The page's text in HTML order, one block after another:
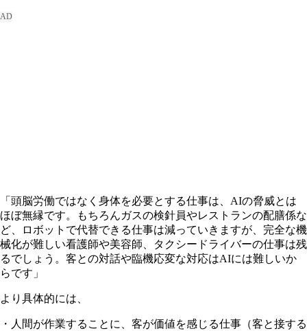
「頭脳労働ではなく身体を必要とする仕事は、AIの脅威とは
ほぼ無縁です。もちろんガスの検針員やレストランの配膳係な
ど、ロボットで代替できる仕事は減っていきますが、完全な機
械化が難しい看護師や美容師、タクシードライバーの仕事は残
るでしょう。客との対話や臨機応変な対応はAIには難しいか
らです」
より具体的には、
・人間が作業することに、客が価値を感じる仕事（客と接する